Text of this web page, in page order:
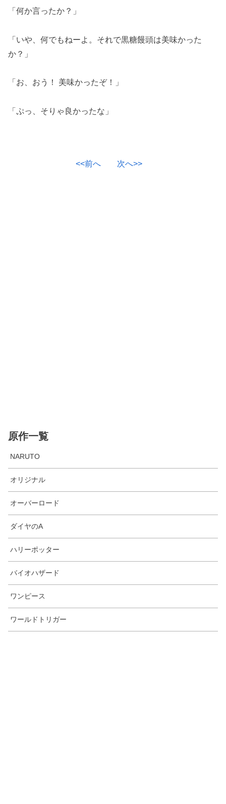
「何か言ったか？」
「いや、何でもねーよ。それで黒糖饅頭は美味かった
か？」
「お、おう！ 美味かったぞ！」
「ぷっ、そりゃ良かったな」
<<前へ 次へ>>
原作一覧
NARUTO
オリジナル
オーバーロード
ダイヤのA
ハリーポッター
バイオハザード
ワンピース
ワールドトリガー